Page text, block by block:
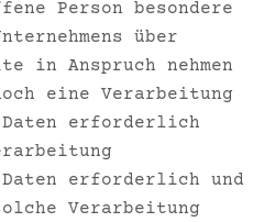
Person besondere
über
in Anspruch nehmen
eine Verarbeitung
Daten erforderlich
Daten erforderlich und
Verarbeitung